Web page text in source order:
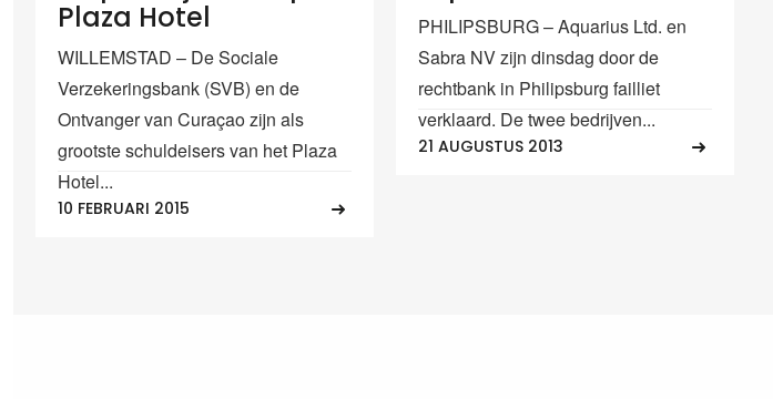
Plaza Hotel
WILLEMSTAD – De Sociale
Verzekeringsbank (SVB) en de
Ontvanger van Curaçao zijn als
grootste schuldeisers van het Plaza
Hotel...
10 FEBRUARI 2015
PHILIPSBURG – Aquarius Ltd. en
Sabra NV zijn dinsdag door de
rechtbank in Philipsburg failliet
verklaard. De twee bedrijven...
21 AUGUSTUS 2013